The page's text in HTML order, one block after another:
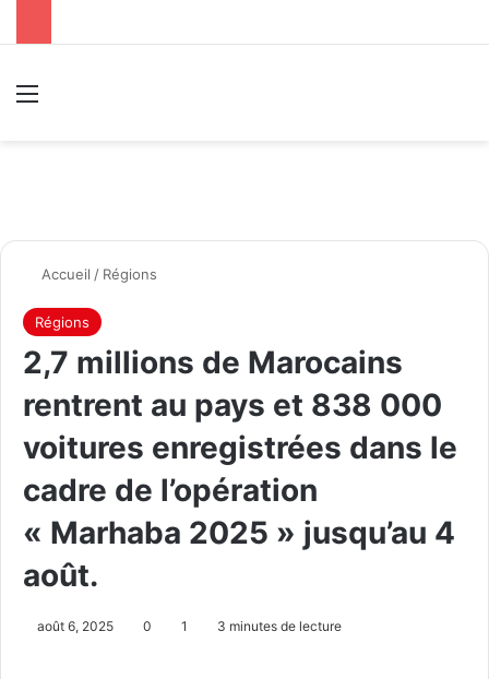
Accueil / Régions
Régions
2,7 millions de Marocains
rentrent au pays et 838 000
voitures enregistrées dans le
cadre de l’opération
« Marhaba 2025 » jusqu’au 4
août.
août 6, 2025 0 1 3 minutes de lecture